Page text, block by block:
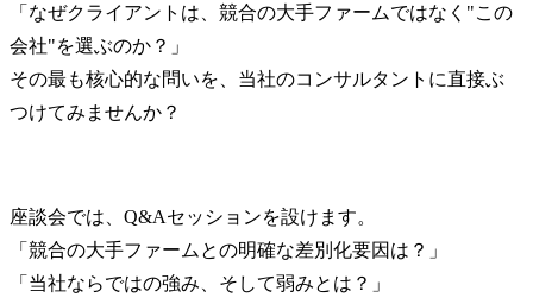
「なぜクライアントは、競合の大手ファームではなく"この
会社"を選ぶのか？」
その最も核心的な問いを、当社のコンサルタントに直接ぶ
つけてみませんか？
座談会では、Q&Aセッションを設けます。
「競合の大手ファームとの明確な差別化要因は？」
「当社ならではの強み、そして弱みとは？」